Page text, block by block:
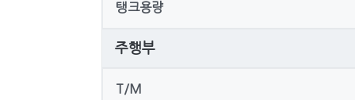
탱크용량
주행부
T/M